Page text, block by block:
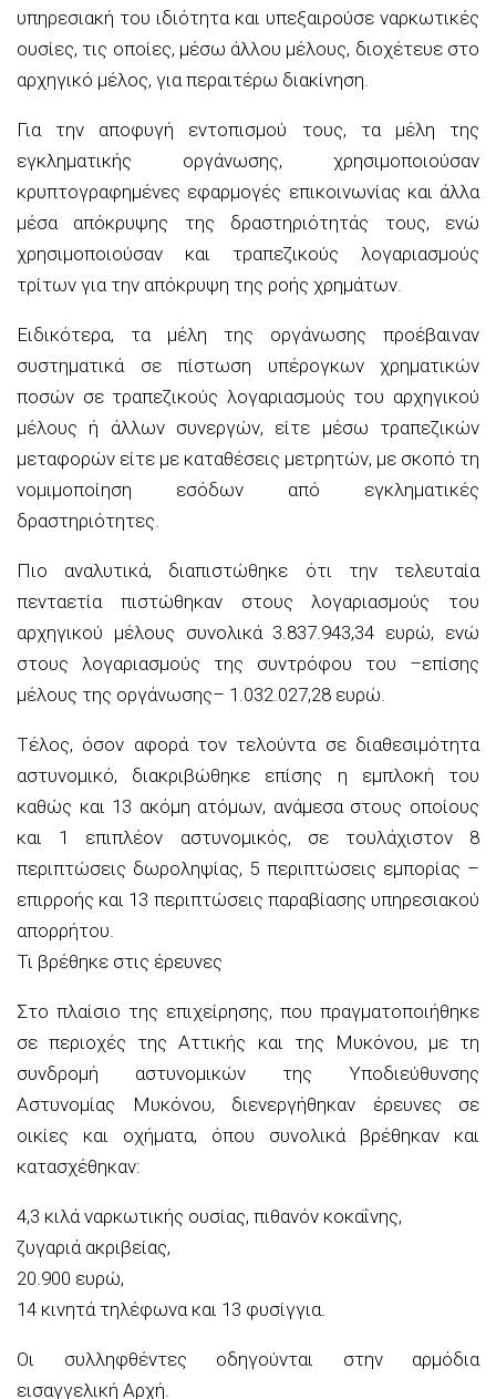
υπηρεσιακή του ιδιότητα και υπεξαιρούσε ναρκωτικές
ουσίες, τις οποίες, μέσω άλλου μέλους, διοχέτευε στο
αρχηγικό μέλος, για περαιτέρω διακίνηση.
Για την αποφυγή εντοπισμού τους, τα μέλη της
εγκληματικής οργάνωσης, χρησιμοποιούσαν
κρυπτογραφημένες εφαρμογές επικοινωνίας και άλλα
μέσα απόκρυψης της δραστηριότητάς τους, ενώ
χρησιμοποιούσαν και τραπεζικούς λογαριασμούς
τρίτων για την απόκρυψη της ροής χρημάτων.
Ειδικότερα, τα μέλη της οργάνωσης προέβαιναν
συστηματικά σε πίστωση υπέρογκων χρηματικών
ποσών σε τραπεζικούς λογαριασμούς του αρχηγικού
μέλους ή άλλων συνεργών, είτε μέσω τραπεζικών
μεταφορών είτε με καταθέσεις μετρητών, με σκοπό τη
νομιμοποίηση εσόδων από εγκληματικές
δραστηριότητες.
Πιο αναλυτικά, διαπιστώθηκε ότι την τελευταία
πενταετία πιστώθηκαν στους λογαριασμούς του
αρχηγικού μέλους συνολικά 3.837.943,34 ευρώ, ενώ
στους λογαριασμούς της συντρόφου του –επίσης
μέλους της οργάνωσης– 1.032.027,28 ευρώ.
Τέλος, όσον αφορά τον τελούντα σε διαθεσιμότητα
αστυνομικό, διακριβώθηκε επίσης η εμπλοκή του
καθώς και 13 ακόμη ατόμων, ανάμεσα στους οποίους
και 1 επιπλέον αστυνομικός, σε τουλάχιστον 8
περιπτώσεις δωροληψίας, 5 περιπτώσεις εμπορίας –
επιρροής και 13 περιπτώσεις παραβίασης υπηρεσιακού
απορρήτου.
Τι βρέθηκε στις έρευνες
Στο πλαίσιο της επιχείρησης, που πραγματοποιήθηκε
σε περιοχές της Αττικής και της Μυκόνου, με τη
συνδρομή αστυνομικών της Υποδιεύθυνσης
Αστυνομίας Μυκόνου, διενεργήθηκαν έρευνες σε
οικίες και οχήματα, όπου συνολικά βρέθηκαν και
κατασχέθηκαν:
4,3 κιλά ναρκωτικής ουσίας, πιθανόν κοκαΐνης,
ζυγαριά ακριβείας,
20.900 ευρώ,
14 κινητά τηλέφωνα και 13 φυσίγγια.
Οι συλληφθέντες οδηγούνται στην αρμόδια
εισαγγελική Αρχή.